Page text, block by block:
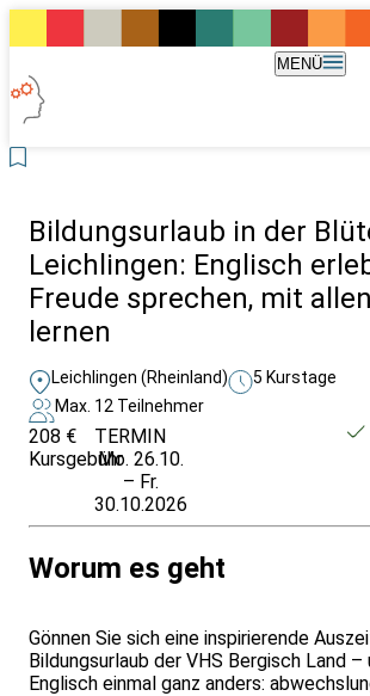
MENÜ
Bildungsurlaub in der
Leichlingen: Englisch
Freude sprechen, mit
lernen
Leichlingen (Rheinland)
5 Kurstage
Max. 12 Teilnehmer
208 €
Kursgebühr
TERMIN
Mo. 26.10.
– Fr.
30.10.2026
Worum es geht
Gönnen Sie sich eine inspirierende
Bildungsurlaub der VHS Bergisch Land
Englisch einmal ganz anders: